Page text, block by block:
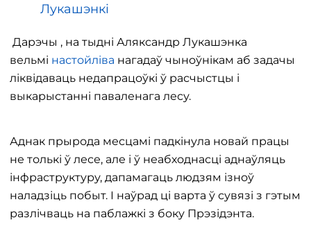
Лукашэнкі
Дарэчы , на тыдні Аляксандр Лукашэнка
вельмі настойліва нагадаў чыноўнікам аб задачы
ліквідаваць недапрацоўкі ў расчыстцы і
выкарыстанні паваленага лесу.
Аднак прырода месцамі падкінула новай працы
не толькі ў лесе, але і ў неабходнасці аднаўляць
інфраструктуру, дапамагаць людзям ізноў
наладзіць побыт. І наўрад ці варта ў сувязі з гэтым
разлічваць на паблажкі з боку Прэзідэнта.